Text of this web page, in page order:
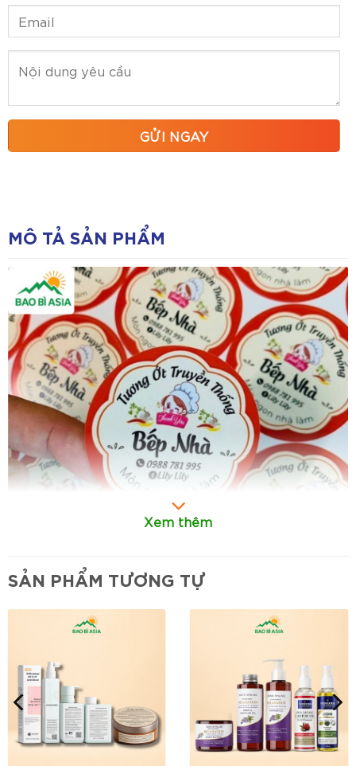
MÔ TẢ SẢN PHẨM
Bao Bì Asia
là nhà cung cấp tem nhãn với số lượng
trên 500 con tem/ đơn, cam kết giá cạnh tranh và
chất lượng đồng đều, Nếu bạn đang có nhu cầu
tìm xưởng in tem giá rẻ tại tphcm thì đây là bài
viết dành cho bạn. Chúng tôi mang đến các thông
Xem thêm
SẢN PHẨM TƯƠNG TỰ